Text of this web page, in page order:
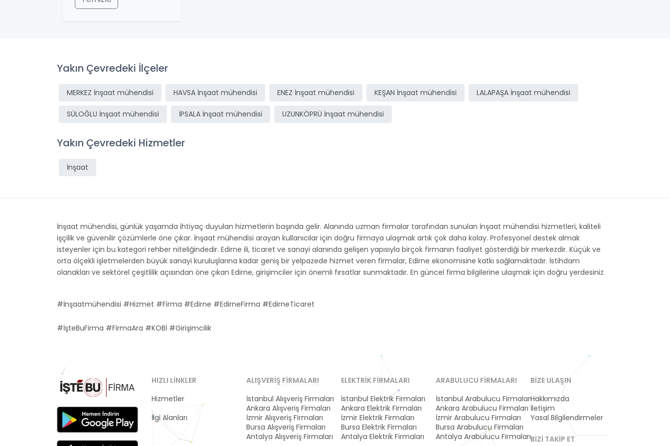
Yakın Çevredeki İlçeler
MERKEZ İnşaat mühendisi HAVSA İnşaat mühendisi ENEZ İnşaat mühendisi KEŞAN İnşaat mühendisi LALAPAŞA İnşaat mühendisi
SÜLOĞLU İnşaat mühendisi İPSALA İnşaat mühendisi UZUNKÖPRÜ İnşaat mühendisi
Yakın Çevredeki Hizmetler
İnşaat
İnşaat mühendisi, günlük yaşamda ihtiyaç duyulan hizmetlerin başında gelir. Alanında uzman firmalar tarafından sunulan İnşaat mühendisi hizmetleri, kaliteli
işçilik ve güvenilir çözümlerle öne çıkar. İnşaat mühendisi arayan kullanıcılar için doğru firmaya ulaşmak artık çok daha kolay. Profesyonel destek almak
isteyenler için bu kategori rehber niteliğindedir. Edirne ili, ticaret ve sanayi alanında gelişen yapısıyla birçok firmanın faaliyet gösterdiği bir merkezdir. Küçük ve
orta ölçekli işletmelerden büyük sanayi kuruluşlarına kadar geniş bir yelpazede hizmet veren firmalar, Edirne ekonomisine katkı sağlamaktadır. İstihdam
olanakları ve sektörel çeşitlilik açısından öne çıkan Edirne, girişimciler için önemli fırsatlar sunmaktadır. En güncel firma bilgilerine ulaşmak için doğru yerdesiniz.
#İnşaatmühendisi #Hizmet #Firma #Edirne #EdirneFirma #EdirneTicaret
#İşteBuFirma #FirmaAra #KOBİ #Girişimcilik
HIZLI LINKLER
Hizmetler
Kategoriler
İlgi Alanları
ALIŞVERIŞ FIRMALARI
İstanbul Alışveriş Firmaları
Ankara Alışveriş Firmaları
İzmir Alışveriş Firmaları
Bursa Alışveriş Firmaları
Antalya Alışveriş Firmaları
ELEKTRIK FIRMALARI
İstanbul Elektrik Firmaları
Ankara Elektrik Firmaları
İzmir Elektrik Firmaları
Bursa Elektrik Firmaları
Antalya Elektrik Firmaları
ARABULUCU FIRMALARI
İstanbul Arabulucu Firmaları
Ankara Arabulucu Firmaları
İzmir Arabulucu Firmaları
Bursa Arabulucu Firmaları
Antalya Arabulucu Firmaları
BIZE ULAŞIN
Hakkımızda
İletişim
Yasal Bilgilendirmeler
BIZI TAKIP ET